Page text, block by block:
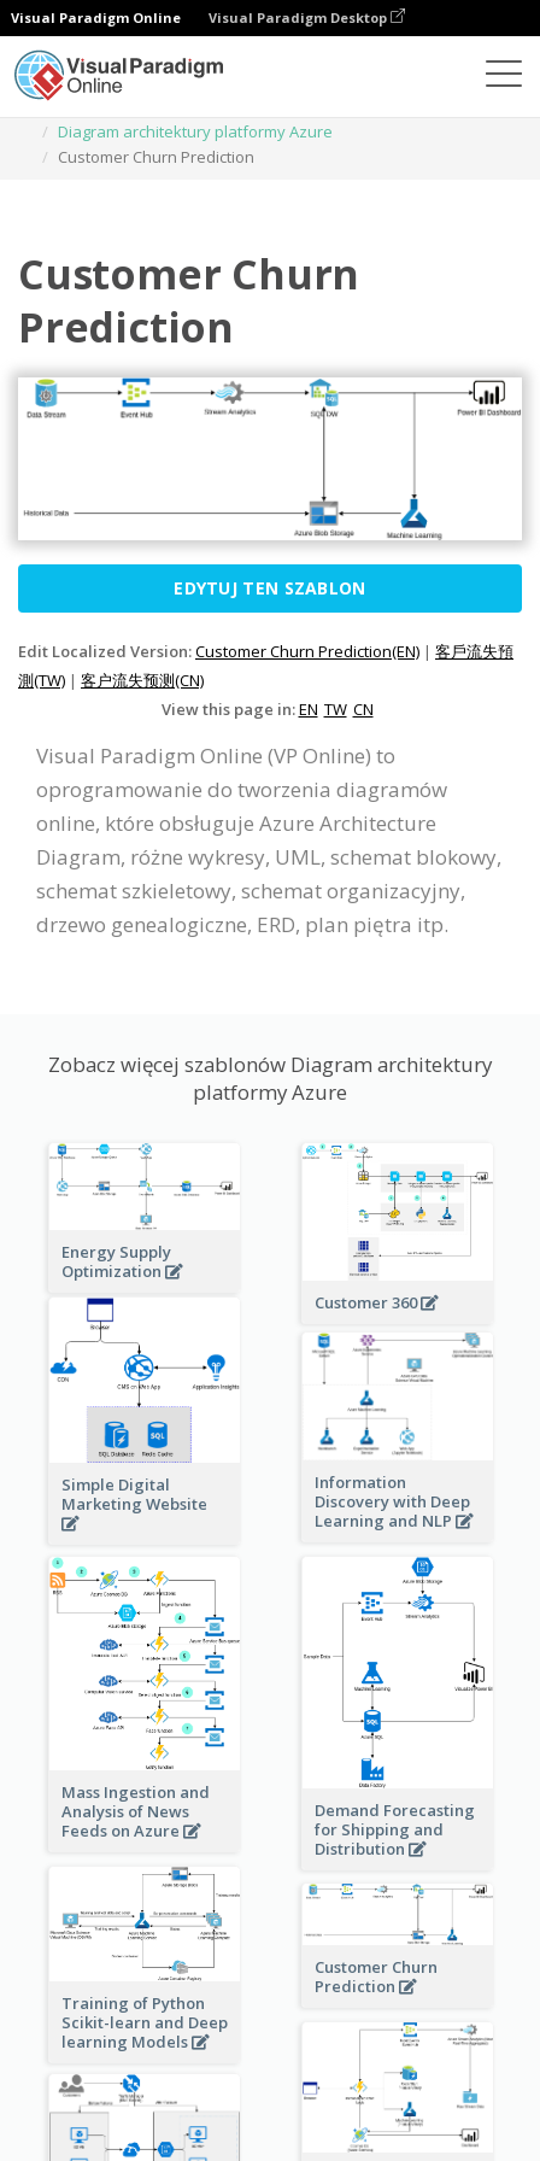
Visual Paradigm Online Visual Paradigm Desktop
Diagram architektury platformy Azure
Customer Churn Prediction
Customer Churn
Prediction
EDYTUJ TEN SZABLON
Edit Localized Version:Customer Churn Prediction(EN) | 客戶流失預
測(TW) | 客户流失预测(CN)
View this page in:EN TW CN
Visual Paradigm Online (VP Online) to
oprogramowanie do tworzenia diagramów
online, które obsługuje Azure Architecture
Diagram, różne wykresy, UML, schemat blokowy,
schemat szkieletowy, schemat organizacyjny,
drzewo genealogiczne, ERD, plan piętra itp.
Zobacz więcej szablonów Diagram architektury
platformy Azure
Energy Supply
Optimization
Customer 360
Simple Digital
Marketing Website
Information
Discovery with Deep
Learning and NLP
Mass Ingestion and
Analysis of News
Feeds on Azure
Demand Forecasting
for Shipping and
Distribution
Training of Python
Scikit-learn and Deep
learning Models
Customer Churn
Prediction